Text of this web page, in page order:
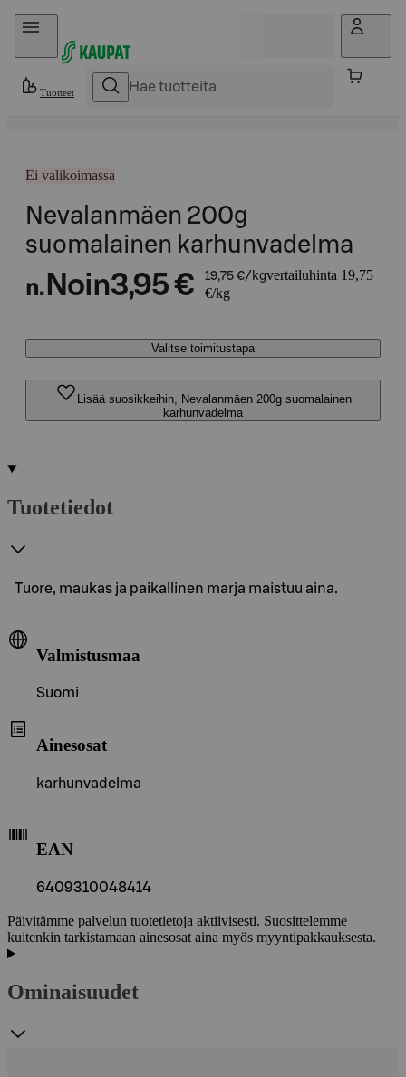
Hyppää sisältöön
Tuotteet
Ei valikoimassa
Nevalanmäen 200g
suomalainen karhunvadelma
n. Noin3,95 € 19,75 €/kgvertailuhinta 19,75
€/kg
Valitse toimitustapa
Lisää suosikkeihin, Nevalanmäen 200g suomalainen
karhunvadelma
Tuotetiedot
Tuore, maukas ja paikallinen marja maistuu aina.
Valmistusmaa
Suomi
Ainesosat
karhunvadelma
EAN
6409310048414
Päivitämme palvelun tuotetietoja aktiivisesti. Suosittelemme
kuitenkin tarkistamaan ainesosat aina myös myyntipakkauksesta.
Ominaisuudet